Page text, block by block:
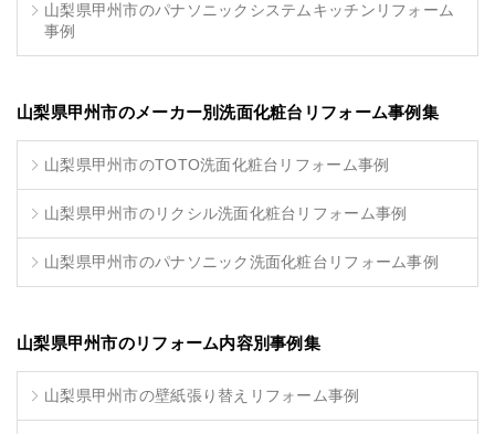
山梨県甲州市のパナソニックシステムキッチンリフォーム
事例
山梨県甲州市のメーカー別洗面化粧台リフォーム事例集
山梨県甲州市のTOTO洗面化粧台リフォーム事例
山梨県甲州市のリクシル洗面化粧台リフォーム事例
山梨県甲州市のパナソニック洗面化粧台リフォーム事例
山梨県甲州市のリフォーム内容別事例集
山梨県甲州市の壁紙張り替えリフォーム事例